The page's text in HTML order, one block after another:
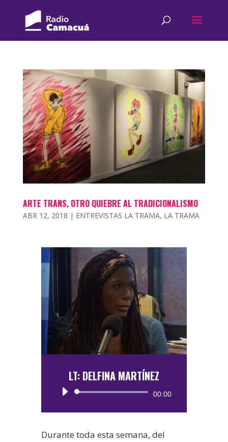
ARTE TRANS, OTRO QUIEBRE AL TRADICIONALISMO
ABR 12, 2018 | ENTREVISTAS LA TRAMA, LA TRAMA
LT: DELFINA MARTÍNEZ
Reproductor
00:00
Durante toda esta semana, del